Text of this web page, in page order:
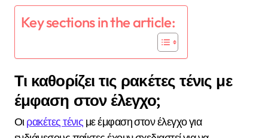
Key sections in the article:
Τι καθορίζει τις ρακέτες τένις με
έμφαση στον έλεγχο;
Οιρακέτες τένις με έμφαση στον έλεγχο για